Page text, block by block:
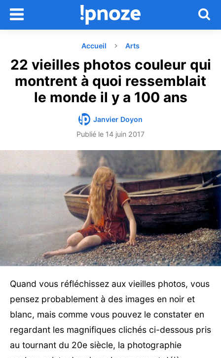
Accueil Arts
22 vieilles photos couleur qui
montrent à quoi ressemblait
le monde il y a 100 ans
Janvier Doyon
Publié le 14 juin 2017
Quand vous réfléchissez aux vieilles photos, vous
pensez probablement à des images en noir et
blanc, mais comme vous pouvez le constater en
regardant les magnifiques clichés ci-dessous pris
au tournant du 20e siècle, la photographie